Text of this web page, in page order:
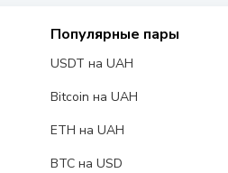
Популярные пары
USDT на UAH
Bitcoin на UAH
ETH на UAH
BTC на USD